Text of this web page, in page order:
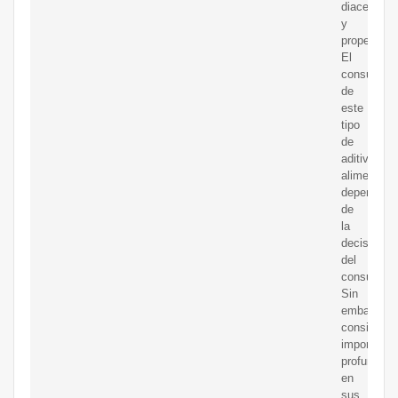
diacetilo
y
El
consumo
de
este
tipo
de
aditivos
depende
de
la
decisión
del
Sin
embargo,
importante
profundizar
en
sus